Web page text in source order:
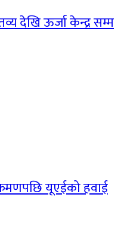
देखि ऊर्जा केन्द्र सम्म
यूएईको हवाई